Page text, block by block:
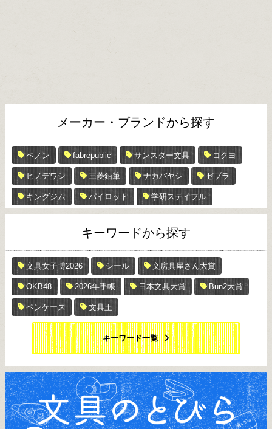
メーカー・ブランドから探す
ペノン fabrepublic サンスター文具 コクヨ
ヒノデワシ 三菱鉛筆 ナカバヤシ ゼブラ
キングジム パイロット 学研ステイフル
キーワードから探す
文具女子博2026 シール 文房具屋さん大賞
OKB48 2026年手帳 日本文具大賞 Bun2大賞
ペンケース 文具王
キーワード一覧